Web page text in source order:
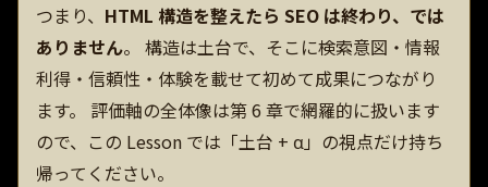
つまり、 HTML 構造を整えたら SEO は終わり、では
ありません。 構造は土台で、そこに検索意図・情報
利得・信頼性・体験を載せて初めて成果につながり
ます。 評価軸の全体像は第 6 章で網羅的に扱います
ので、この Lesson では「土台 + α」の視点だけ持ち
帰ってください。